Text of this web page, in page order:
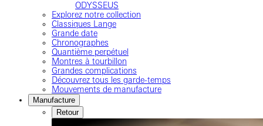
ODYSSEUS
Explorez notre collection
Classiques Lange
Grande date
Chronographes
Quantième perpétuel
Montres à tourbillon
Grandes complications
Découvrez tous les garde-temps
Mouvements de manufacture
Manufacture
Retour